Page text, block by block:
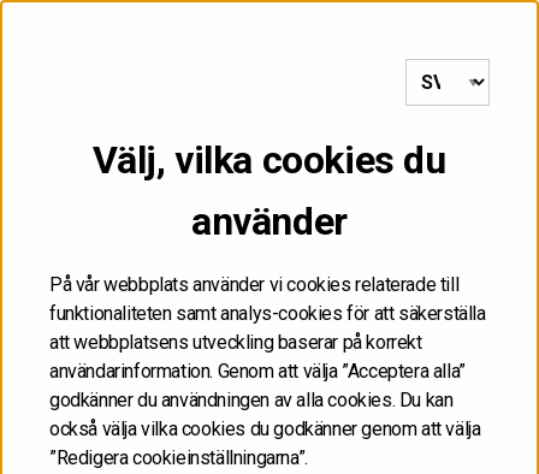
Välj, vilka cookies du
använder
På vår webbplats använder vi cookies relaterade till
funktionaliteten samt analys-cookies för att säkerställa
att webbplatsens utveckling baserar på korrekt
användarinformation. Genom att välja ”Acceptera alla”
godkänner du användningen av alla cookies. Du kan
också välja vilka cookies du godkänner genom att välja
”Redigera cookieinställningarna”.
MENY
FÅR INTE
DISTRIBUERAS, VARE
SIG DIREKT ELLER
INDIREKT, I ELLER TILL
FÖRENTA STATERNA
Informationen på de här Internetsidorna får inte